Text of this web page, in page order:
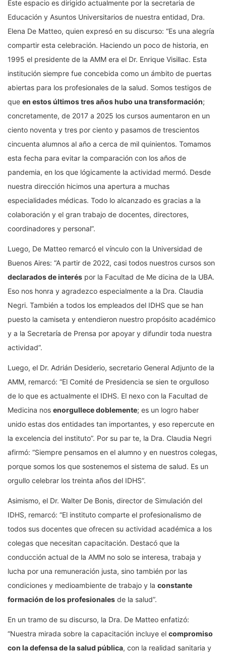
Este espacio es dirigido actualmente por la secretaria de
Educación y Asuntos Universitarios de nuestra entidad, Dra.
Elena De Matteo, quien expresó en su discurso: “Es una alegría
compartir esta celebración. Haciendo un poco de historia, en
1995 el presidente de la AMM era el Dr. Enrique Visillac. Esta
institución siempre fue concebida como un ámbito de puertas
abiertas para los profesionales de la salud. Somos testigos de
que en estos últimos tres años hubo una transformación;
concretamente, de 2017 a 2025 los cursos aumentaron en un
ciento noventa y tres por ciento y pasamos de trescientos
cincuenta alumnos al año a cerca de mil quinientos. Tomamos
esta fecha para evitar la comparación con los años de
pandemia, en los que lógicamente la actividad mermó. Desde
nuestra dirección hicimos una apertura a muchas
especialidades médicas. Todo lo alcanzado es gracias a la
colaboración y el gran trabajo de docentes, directores,
coordinadores y personal”.
Luego, De Matteo remarcó el vínculo con la Universidad de
Buenos Aires: “A partir de 2022, casi todos nuestros cursos son
declarados de interés por la Facultad de Me dicina de la UBA.
Eso nos honra y agradezco especialmente a la Dra. Claudia
Negri. También a todos los empleados del IDHS que se han
puesto la camiseta y entendieron nuestro propósito académico
y a la Secretaría de Prensa por apoyar y difundir toda nuestra
actividad”.
Luego, el Dr. Adrián Desiderio, secretario General Adjunto de la
AMM, remarcó: “El Comité de Presidencia se sien te orgulloso
de lo que es actualmente el IDHS. El nexo con la Facultad de
Medicina nos enorgullece doblemente; es un logro haber
unido estas dos entidades tan importantes, y eso repercute en
la excelencia del instituto”. Por su par te, la Dra. Claudia Negri
afirmó: “Siempre pensamos en el alumno y en nuestros colegas,
porque somos los que sostenemos el sistema de salud. Es un
orgullo celebrar los treinta años del IDHS”.
Asimismo, el Dr. Walter De Bonis, director de Simulación del
IDHS, remarcó: “El instituto comparte el profesionalismo de
todos sus docentes que ofrecen su actividad académica a los
colegas que necesitan capacitación. Destacó que la
conducción actual de la AMM no solo se interesa, trabaja y
lucha por una remuneración justa, sino también por las
condiciones y medioambiente de trabajo y la constante
formación de los profesionales de la salud”.
En un tramo de su discurso, la Dra. De Matteo enfatizó:
“Nuestra mirada sobre la capacitación incluye el compromiso
con la defensa de la salud pública, con la realidad sanitaria y